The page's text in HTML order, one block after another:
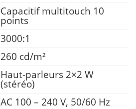
Capacitif multitouch 10
points
3000:1
260 cd/m²
Haut-parleurs 2×2 W
(stéréo)
AC 100 – 240 V, 50/60 Hz